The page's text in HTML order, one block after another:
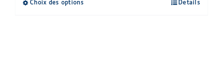
Choix des optionsCe
Details